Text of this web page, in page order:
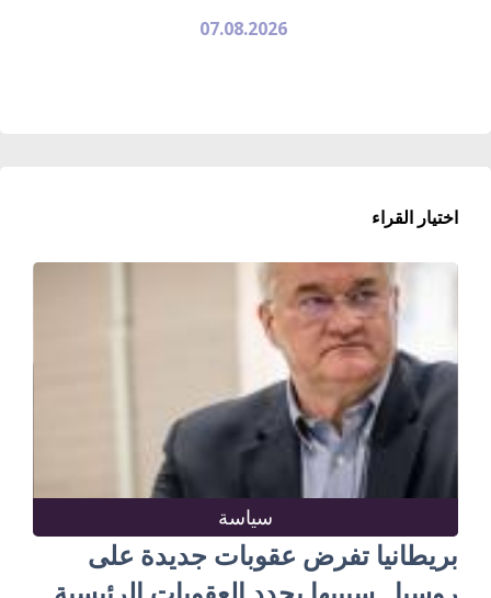
07.08.2026
اختيار القراء
سياسة
بريطانيا تفرض عقوبات جديدة على